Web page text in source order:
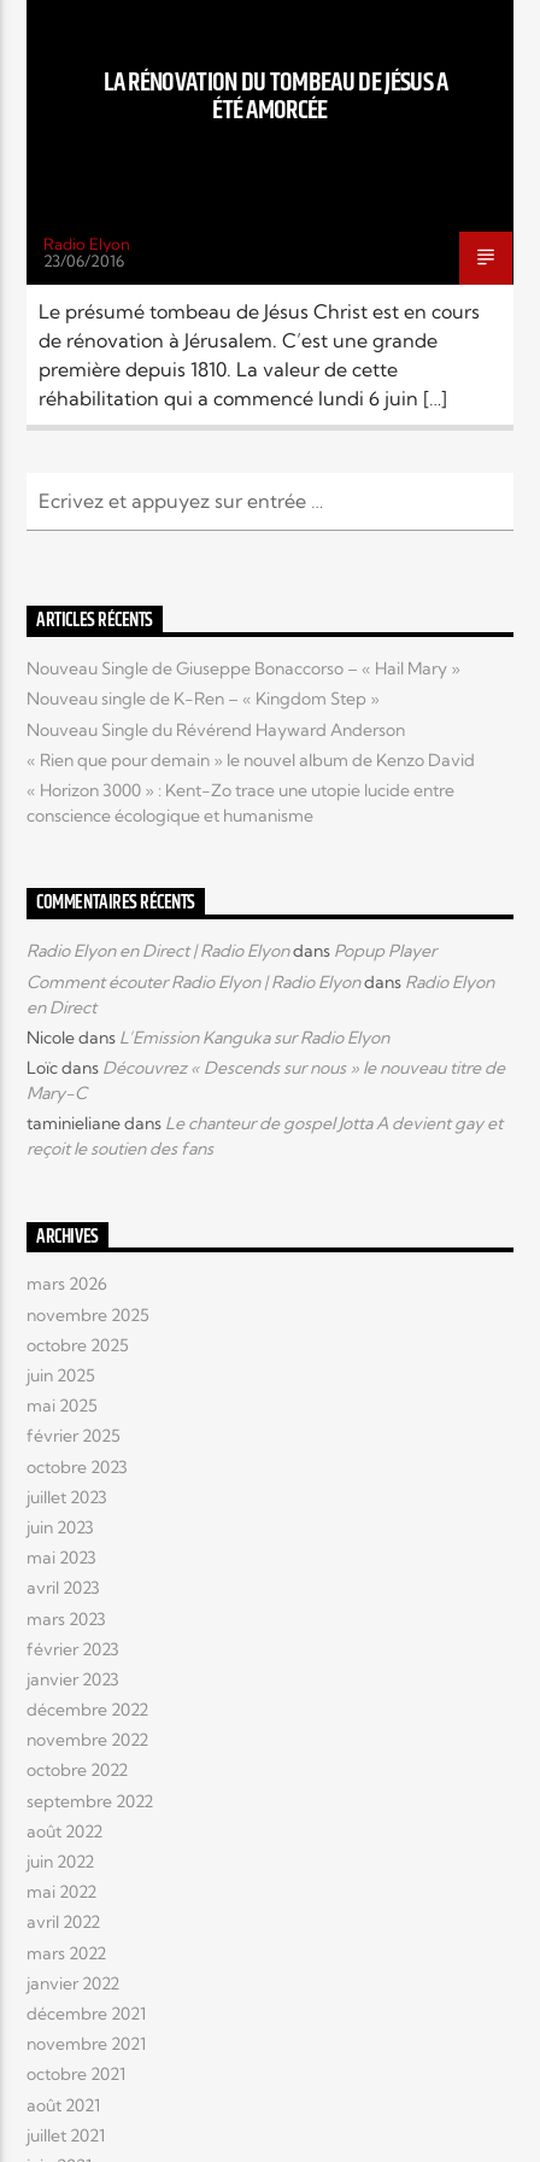
Radio Elyon
Elyon Rhema
Elyon Hits
Elyon Live
Elyon Kids
LA RÉNOVATION DU TOMBEAU DE JÉSUS A
ÉTÉ AMORCÉE
Radio Elyon
23/06/2016
Le présumé tombeau de Jésus Christ est en cours
de rénovation à Jérusalem. C’est une grande
première depuis 1810. La valeur de cette
réhabilitation qui a commencé lundi 6 juin […]
ARTICLES RÉCENTS
Nouveau Single de Giuseppe Bonaccorso – « Hail Mary »
Nouveau single de K-Ren – « Kingdom Step »
Nouveau Single du Révérend Hayward Anderson
« Rien que pour demain » le nouvel album de Kenzo David
« Horizon 3000 » : Kent-Zo trace une utopie lucide entre
conscience écologique et humanisme
COMMENTAIRES RÉCENTS
Radio Elyon en Direct | Radio Elyondans Popup Player
Comment écouter Radio Elyon | Radio Elyondans Radio Elyon
en Direct
Nicoledans L’Emission Kanguka sur Radio Elyon
Loïcdans Découvrez « Descends sur nous » le nouveau titre de
Mary-C
taminielianedans Le chanteur de gospel Jotta A devient gay et
reçoit le soutien des fans
ARCHIVES
mars 2026
novembre 2025
octobre 2025
juin 2025
mai 2025
février 2025
octobre 2023
juillet 2023
juin 2023
mai 2023
avril 2023
mars 2023
février 2023
janvier 2023
décembre 2022
novembre 2022
octobre 2022
septembre 2022
août 2022
juin 2022
mai 2022
avril 2022
mars 2022
janvier 2022
décembre 2021
novembre 2021
octobre 2021
août 2021
juillet 2021